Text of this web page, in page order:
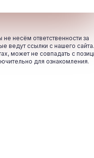
несём ответственности за
ведут ссылки с нашего сайта.
может не совпадать с
для ознакомления.